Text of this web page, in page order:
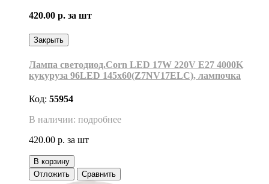
420.00 р. за шт
Закрыть
Лампа светодиод.Corn LED 17W 220V E27 4000K
кукуруза 96LED 145x60(Z7NV17ELC), лампочка
Код: 55954
В наличии: подробнее
420.00 р. за шт
В корзину
Отложить
Сравнить